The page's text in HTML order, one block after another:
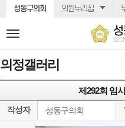
본문바로가기
성동구의회 의원누리집
전
뉴
의정갤러리
제292회 임
작성자 성동구의회